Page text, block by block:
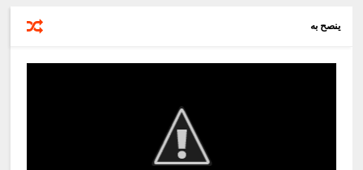
ينصح به